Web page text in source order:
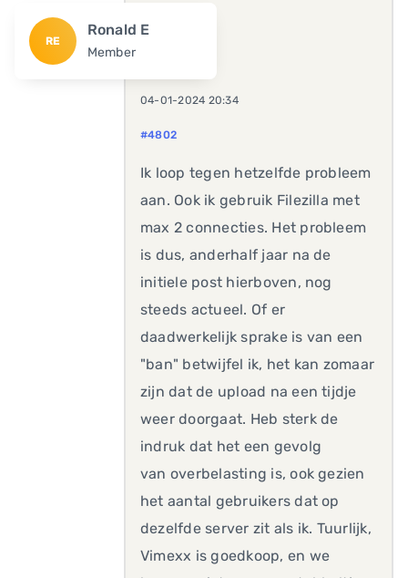
RE
Ronald E
Member
04-01-2024 20:34
#4802
Ik loop tegen hetzelfde probleem
aan. Ook ik gebruik Filezilla met
max 2 connecties. Het probleem
is dus, anderhalf jaar na de
initiele post hierboven, nog
steeds actueel. Of er
daadwerkelijk sprake is van een
"ban" betwijfel ik, het kan zomaar
zijn dat de upload na een tijdje
weer doorgaat. Heb sterk de
indruk dat het een gevolg
van overbelasting is, ook gezien
het aantal gebruikers dat op
dezelfde server zit als ik. Tuurlijk,
Vimexx is goedkoop, en we